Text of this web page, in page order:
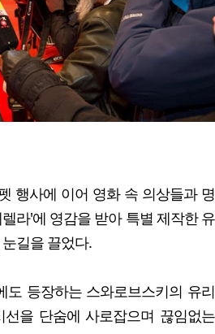
행사에 이어 영화 속 의상들과 명
라'에 영감을 받아 특별 제작한 유
길을 끌었다.
도 등장하는 스와로브스키의 유리
을 단숨에 사로잡으며 끊임없는